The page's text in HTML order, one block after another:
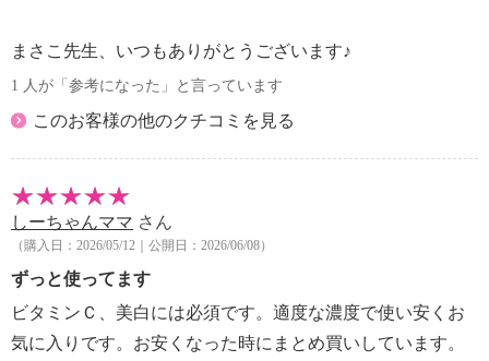
まさこ先生、いつもありがとうございます♪
1 人が「参考になった」と言っています
このお客様の他のクチコミを見る
しーちゃんママ さん
（購入日：2026/05/12｜公開日：2026/06/08）
ずっと使ってます
ビタミンＣ、美白には必須です。適度な濃度で使い安くお
気に入りです。お安くなった時にまとめ買いしています。